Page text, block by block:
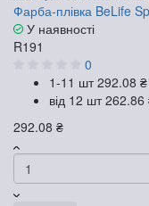
Фарба-плівка BeLife
У наявності
R191
0
1-11 шт292.08 ₴
від 12 шт262.86
292.08 ₴